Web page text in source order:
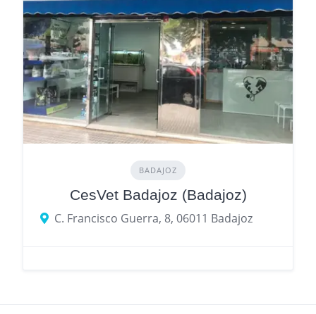
BADAJOZ
CesVet Badajoz (Badajoz)
C. Francisco Guerra, 8, 06011 Badajoz